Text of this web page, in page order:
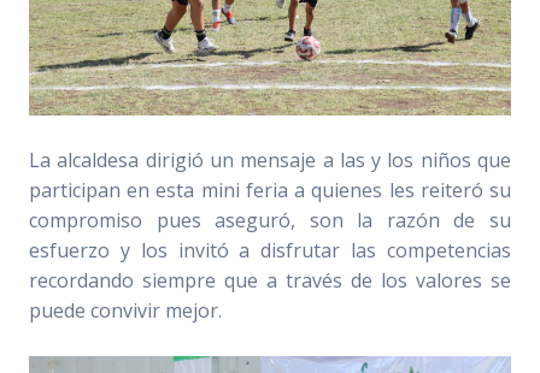
La alcaldesa dirigió un mensaje a las y los niños que
participan en esta mini feria a quienes les reiteró su
compromiso pues aseguró, son la razón de su
esfuerzo y los invitó a disfrutar las competencias
recordando siempre que a través de los valores se
puede convivir mejor.